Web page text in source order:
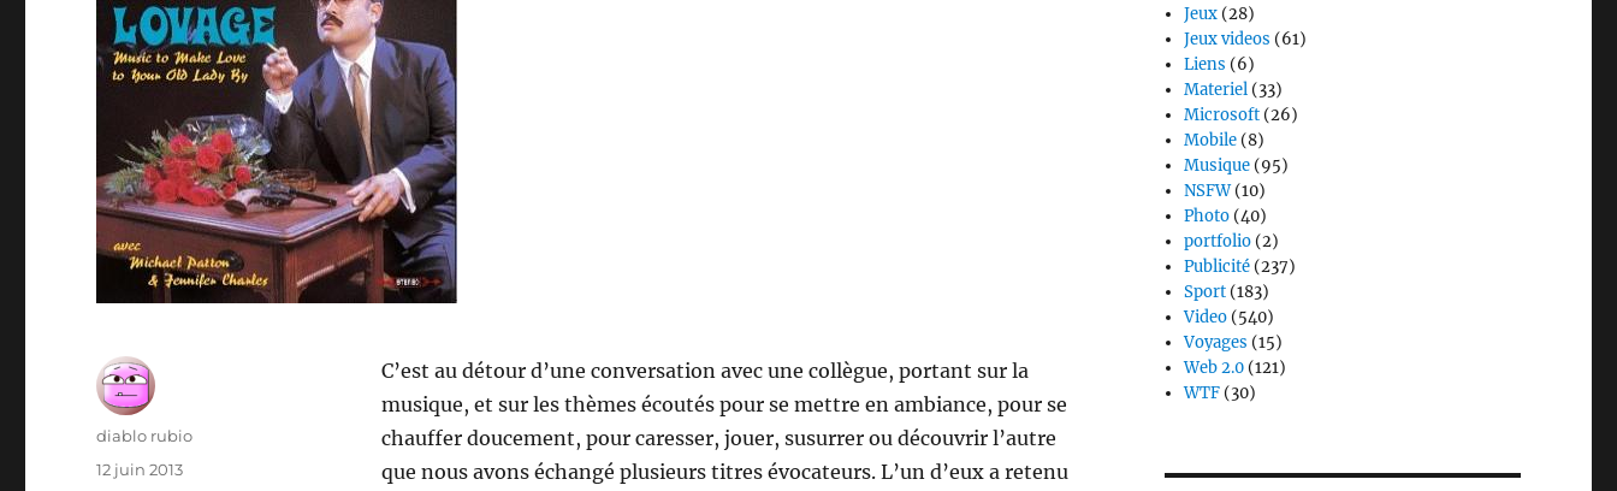
C’est au détour d’une conversation avec une collègue, portant sur la
musique, et sur les thèmes écoutés pour se mettre en ambiance, pour se
chauffer doucement, pour caresser, jouer, susurrer ou découvrir l’autre
que nous avons échangé plusieurs titres évocateurs. L’un d’eux a retenu
Auteur
diablo rubio
Publié
12 juin 2013
Jeux (28)
Jeux videos (61)
Liens (6)
Materiel (33)
Microsoft (26)
Mobile (8)
Musique (95)
NSFW(10)
Photo (40)
portfolio (2)
Publicité (237)
Sport (183)
Video (540)
Voyages (15)
Web 2.0 (121)
WTF (30)